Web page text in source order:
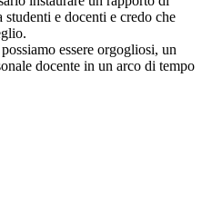
e docenti e credo che
essere orgogliosi, un
docente in un arco di tempo